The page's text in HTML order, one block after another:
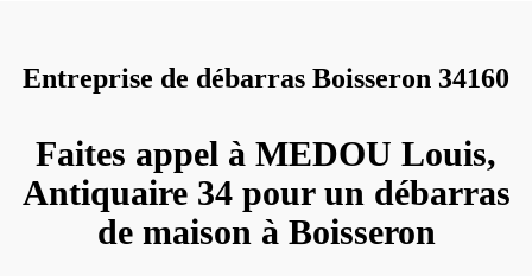
Entreprise de débarras Boisseron 34160
Faites appel à MEDOU Louis,
Antiquaire 34 pour un débarras
de maison à Boisseron